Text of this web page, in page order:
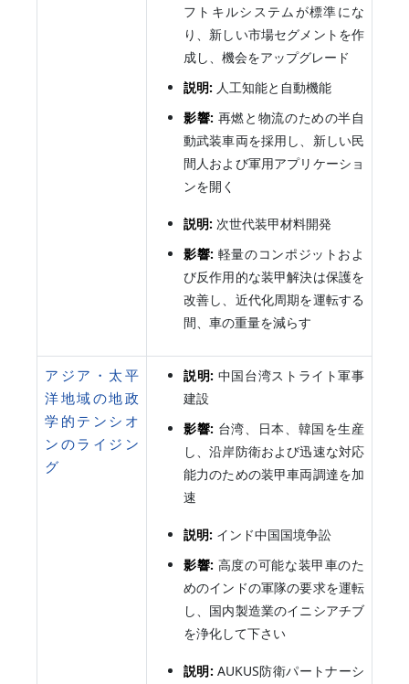
フトキルシステムが標準にな
り、新しい市場セグメントを作
成し、機会をアップグレード
説明: 人工知能と自動機能
影響: 再燃と物流のための半自
動武装車両を採用し、新しい民
間人および軍用アプリケーショ
ンを開く
説明: 次世代装甲材料開発
影響: 軽量のコンポジットおよ
び反作用的な装甲解決は保護を
改善し、近代化周期を運転する
間、車の重量を減らす
アジア・太平
洋地域の地政
学的テンシオ
ンのライジン
グ
説明: 中国台湾ストライト軍事
建設
影響: 台湾、日本、韓国を生産
し、沿岸防衛および迅速な対応
能力のための装甲車両調達を加
速
説明: インド中国国境争訟
影響: 高度の可能な装甲車のた
めのインドの軍隊の要求を運転
し、国内製造業のイニシアチブ
を浄化して下さい
説明: AUKUS防衛パートナーシ